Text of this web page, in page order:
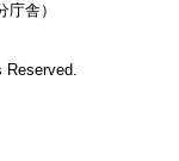
舎）
Reserved.